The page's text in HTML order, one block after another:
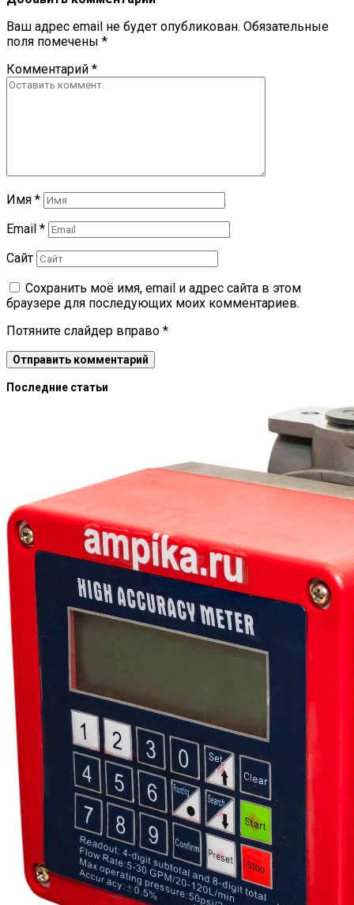
Ваш адрес email не будет опубликован. Обязательные
поля помечены *
Комментарий *
Имя *
Email *
Сайт
Сохранить моё имя, email и адрес сайта в этом
браузере для последующих моих комментариев.
Потяните слайдер вправо *
Последние статьи